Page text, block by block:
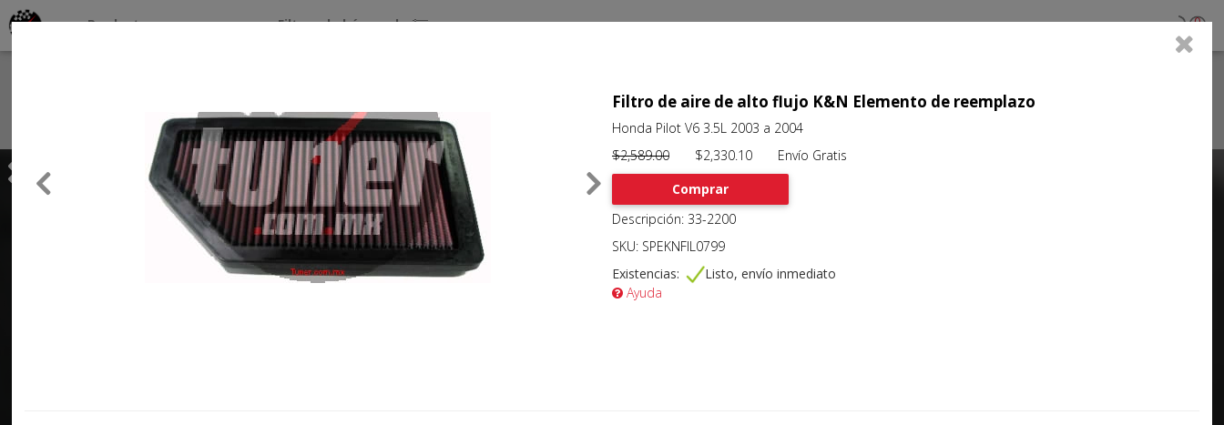
Clients
Productos por marcas Filtros de búsqueda 0
Previous
Filtro de aire de alto flujo K&N Elemento de reemplazo
Honda Pilot V6 3.5L 2003 a 2004
$2,589.00$2,330.10 Envío Gratis
Comprar
Descripción: 33-2200
SKU: SPEKNFIL0799
Existencias:
Listo, envío inmediato
Ayuda